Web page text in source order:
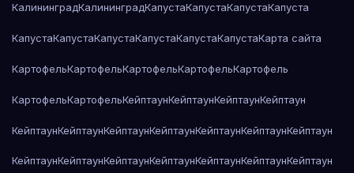
КалининградКалининградКапустаКапустаКапустаКапуста
КапустаКапустаКапустаКапустаКапустаКапустаКарта сайта
КартофельКартофельКартофельКартофельКартофель
КартофельКартофельКейптаунКейптаунКейптаунКейптаун
КейптаунКейптаунКейптаунКейптаунКейптаунКейптаунКейптаун
КейптаунКейптаунКейптаунКейптаунКейптаунКейптаунКейптаун